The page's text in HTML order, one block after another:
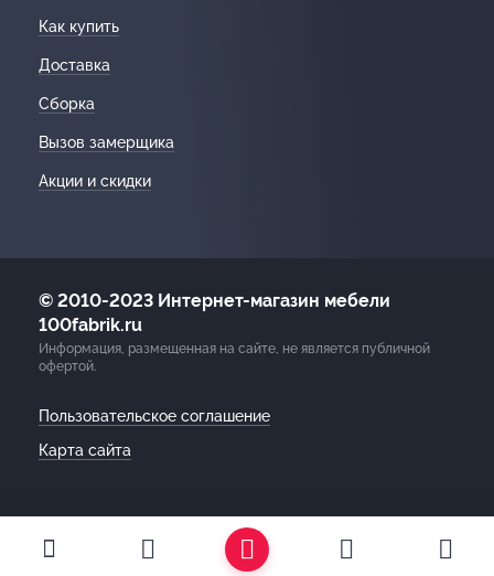
Как купить
Доставка
Сборка
Вызов замерщика
Акции и скидки
© 2010-2023 Интернет-магазин мебели
100fabrik.ru
Информация, размещенная на сайте, не является публичной
офертой.
Пользовательское соглашение
Карта сайта